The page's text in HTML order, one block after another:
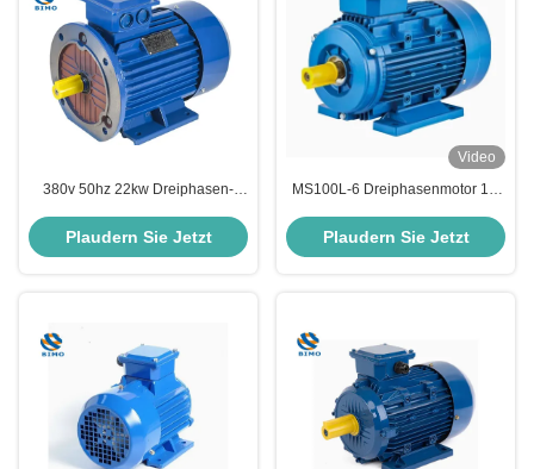
380v 50hz 22kw Dreiphasen-
Elektromotor
Plaudern Sie Jetzt
Video
MS100L-6 Dreiphasenmotor 1,5
Gehäuse Motor MS-Serie
Plaudern Sie Jetzt